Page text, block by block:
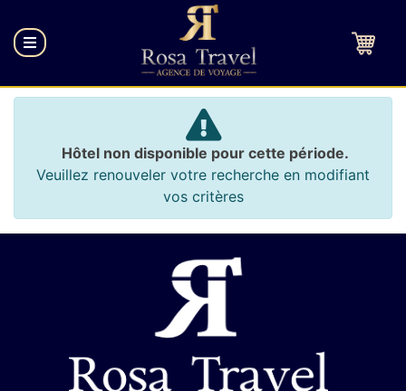
Hôtel non disponible pour cette période.
Veuillez renouveler votre recherche en modifiant
vos critères